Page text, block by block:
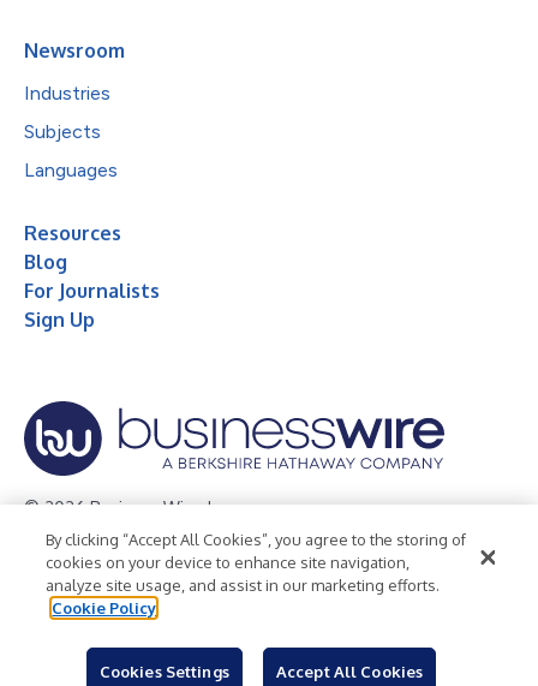
Newsroom
Industries
Subjects
Languages
Resources
Blog
For Journalists
Sign Up
© 2026 Business Wire, Inc.
Privacy Policy Cookie Policy
Accessibility Statement
Terms of Use
Legal
By clicking “Accept All Cookies”, you agree to the storing of
cookies on your device to enhance site navigation,
analyze site usage, and assist in our marketing efforts.
Cookie Policy
Cookies Settings Accept All Cookies